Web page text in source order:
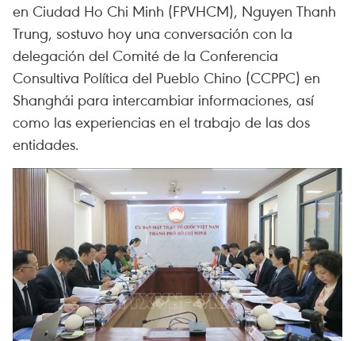
en Ciudad Ho Chi Minh (FPVHCM), Nguyen Thanh
Trung, sostuvo hoy una conversación con la
delegación del Comité de la Conferencia
Consultiva Política del Pueblo Chino (CCPPC) en
Shanghái para intercambiar informaciones, así
como las experiencias en el trabajo de las dos
entidades.